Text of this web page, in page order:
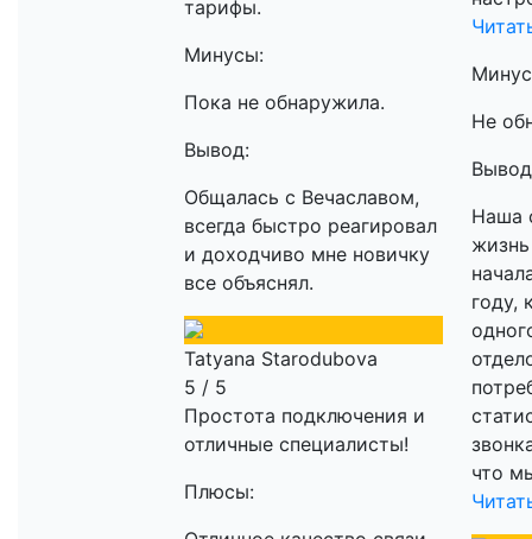
тарифы.
Минусы:
Пока не обнаружила.
Вывод:
Общалась с Вечаславом,
всегда быстро реагировал
и доходчиво мне новичку
все объяснял.
Tatyana Starodubova
5 / 5
Простота подключения и
отличные специалисты!
Плюсы:
Не
Наша
году,
что